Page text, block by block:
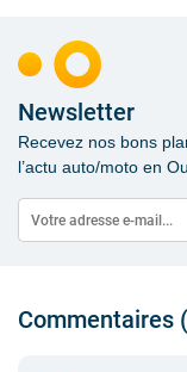
Newsletter
Recevez nos bons
l’actu auto/moto en
Commentaires